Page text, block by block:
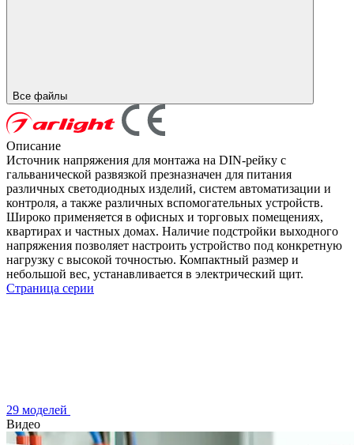
Все файлы
Описание
Источник напряжения для монтажа на DIN-рейку с
гальванической развязкой презназначен для питания
различных светодиодных изделий, систем автоматизации и
контроля, а также различных вспомогательных устройств.
Широко применяется в офисных и торговых помещениях,
квартирах и частных домах. Наличие подстройки выходного
напряжения позволяет настроить устройство под конкретную
нагрузку с высокой точностью. Компактный размер и
небольшой вес, устанавливается в электрический щит.
Страница серии
29 моделей
Видео